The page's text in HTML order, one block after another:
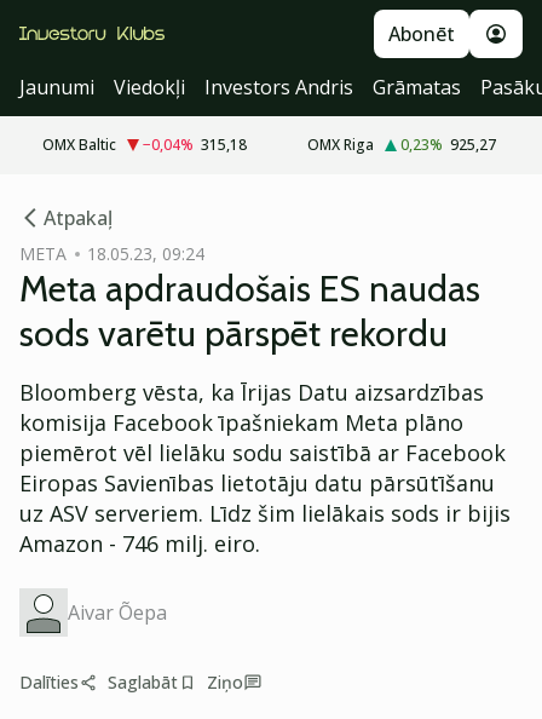
Abonēt
Jaunumi
Viedokļi Investors Andris Grāmatas
OMX Baltic −0,04% 315,18 OMX Riga 0,23% 925,27
Atpakaļ
META 18.05.23, 09:24
Meta apdraudošais ES naudas
sods varētu pārspēt rekordu
Bloomberg vēsta, ka Īrijas Datu aizsardzības
komisija Facebook īpašniekam Meta plāno
piemērot vēl lielāku sodu saistībā ar Facebook
Eiropas Savienības lietotāju datu pārsūtīšanu
uz ASV serveriem. Līdz šim lielākais sods ir bijis
Amazon - 746 milj. eiro.
Aivar Õepa
Dalīties Saglabāt Ziņo